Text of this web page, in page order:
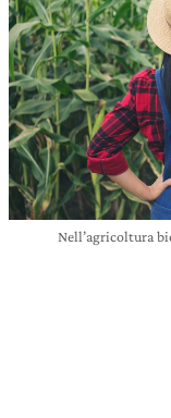
Nell’agricoltura